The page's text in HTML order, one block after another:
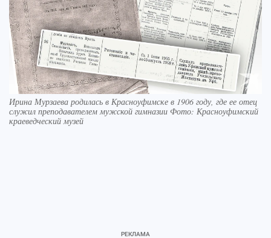
Ирина Мурзаева родилась в Красноуфимске в 1906 году, где ее отец
служил преподавателем мужской гимназии Фото: Красноуфимский
краеведческий музей